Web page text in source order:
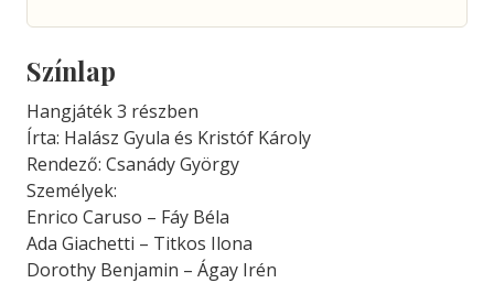
Színlap
Hangjáték 3 részben
Írta: Halász Gyula és Kristóf Károly
Rendező: Csanády György
Személyek:
Enrico Caruso – Fáy Béla
Ada Giachetti – Titkos Ilona
Dorothy Benjamin – Ágay Irén